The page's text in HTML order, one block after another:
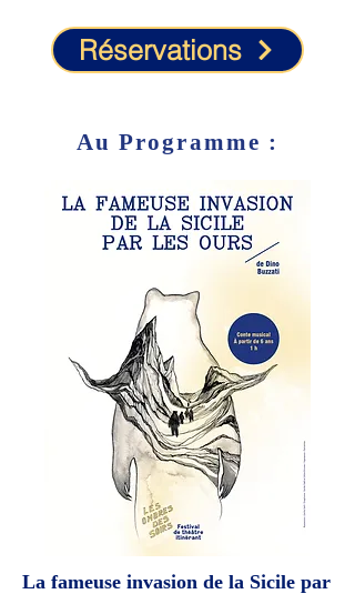
Réservations
Au Programme :
La fameuse invasion de la Sicile par